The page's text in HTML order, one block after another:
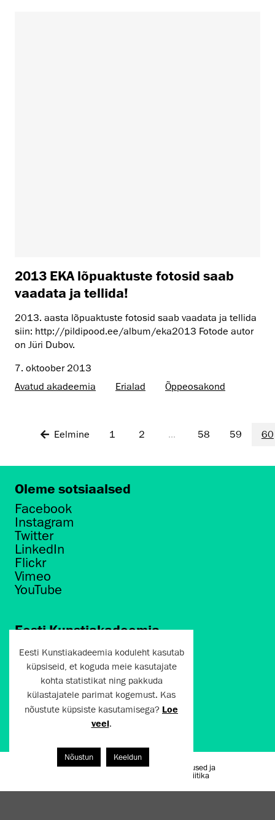
2013 EKA lõpuaktuste fotosid saab
vaadata ja tellida!
2013. aasta lõpuaktuste fotosid saab vaadata ja tellida
siin: http://pildipood.ee/album/eka2013 Fotode autor
on Jüri Dubov.
7. oktoober 2013
Avatud akadeemia
Erialad Õppeosakond
Eelmine 1 2 ... 58 59 60
Oleme sotsiaalsed
Facebook
Instagram
Twitter
LinkedIn
Flickr
Vimeo
YouTube
Eesti Kunstiakadeemia
Põhja puiestee 7
Tallinn 10412
artun@artun.ee
+372 6267301
Liitu uudiskirjaga!
Kasutustingimused ja
privaatsuspoliitika
Eesti Kunstiakadeemia koduleht kasutab
küpsiseid, et koguda meie kasutajate
kohta statistikat ning pakkuda
külastajatele parimat kogemust. Kas
nõustute küpsiste kasutamisega? Loe
veel.
Nõustun Keeldun